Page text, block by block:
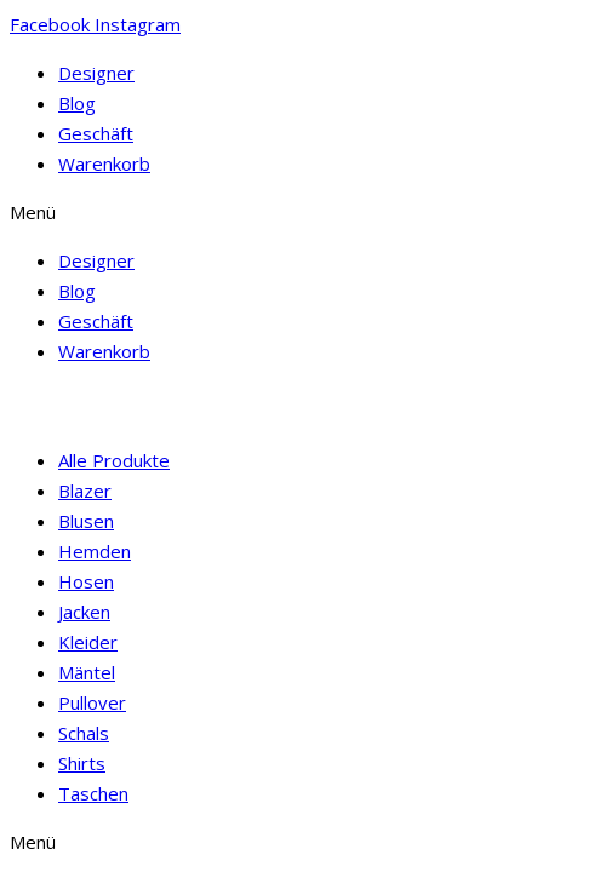
Facebook Instagram
Designer
Blog
Geschäft
Warenkorb
Menü
Designer
Blog
Geschäft
Warenkorb
Alle Produkte
Blazer
Blusen
Hemden
Hosen
Jacken
Kleider
Mäntel
Pullover
Schals
Shirts
Taschen
Menü